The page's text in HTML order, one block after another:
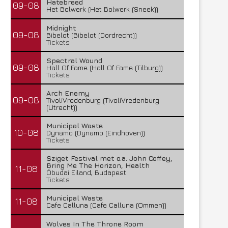
09-08
Hatebreed
Het Bolwerk (Het Bolwerk (Sneek))
09-08
Midnight
Bibelot (Bibelot (Dordrecht))
Tickets
09-08
Spectral Wound
Hall Of Fame (Hall Of Fame (Tilburg))
Tickets
09-08
Arch Enemy
TivoliVredenburg (TivoliVredenburg
(Utrecht))
10-08
Municipal Waste
Dynamo (Dynamo (Eindhoven))
Tickets
11-08
Sziget Festival met o.a. John Coffey,
Bring Me The Horizon, Health
Óbudai Eiland, Budapest
Tickets
11-08
Municipal Waste
Cafe Calluna (Cafe Calluna (Ommen))
Wolves In The Throne Room